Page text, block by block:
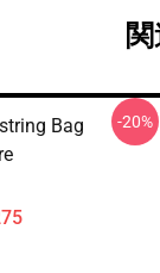
Bag
-20%